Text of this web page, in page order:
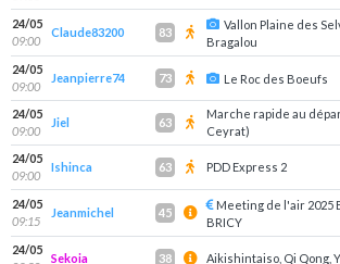
24/05
09:00
Claude83200 83
Vallon Plaine des
Bragalou
24/05
09:00
Jeanpierre74 73 Le Roc des Boeufs
24/05
09:00
Jiel 63
Marche rapide au
Ceyrat)
24/05
09:00
Ishinca 63 PDD Express 2
24/05
09:15
Jeanmichel 45
Meeting de l'air 2025
BRICY
24/05
Sekoia 38 Aikishintaiso, Qi Qong,